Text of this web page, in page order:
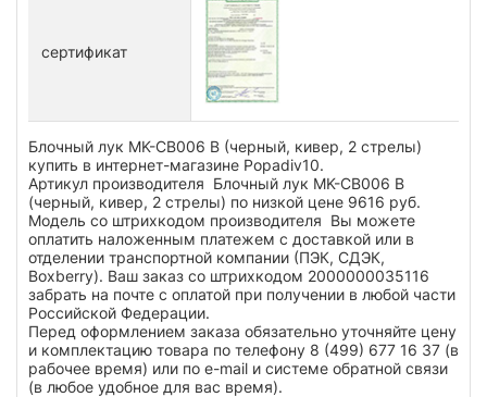
сертификат
Блочный лук MK-CB006 B (черный, кивер, 2 стрелы)
купить в интернет-магазине Popadiv10.
Артикул производителя Блочный лук MK-CB006 B
(черный, кивер, 2 стрелы) по низкой цене 9616 руб.
Модель со штрихкодом производителя Вы можете
оплатить наложенным платежем с доставкой или в
отделении транспортной компании (ПЭК, СДЭК,
Boxberry). Ваш заказ со штрихкодом 2000000035116
забрать на почте с оплатой при получении в любой части
Российской Федерации.
Перед оформлением заказа обязательно уточняйте цену
и комплектацию товара по телефону 8 (499) 677 16 37 (в
рабочее время) или по e-mail и системе обратной связи
(в любое удобное для вас время).